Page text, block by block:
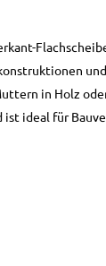
in Holz
ideal für